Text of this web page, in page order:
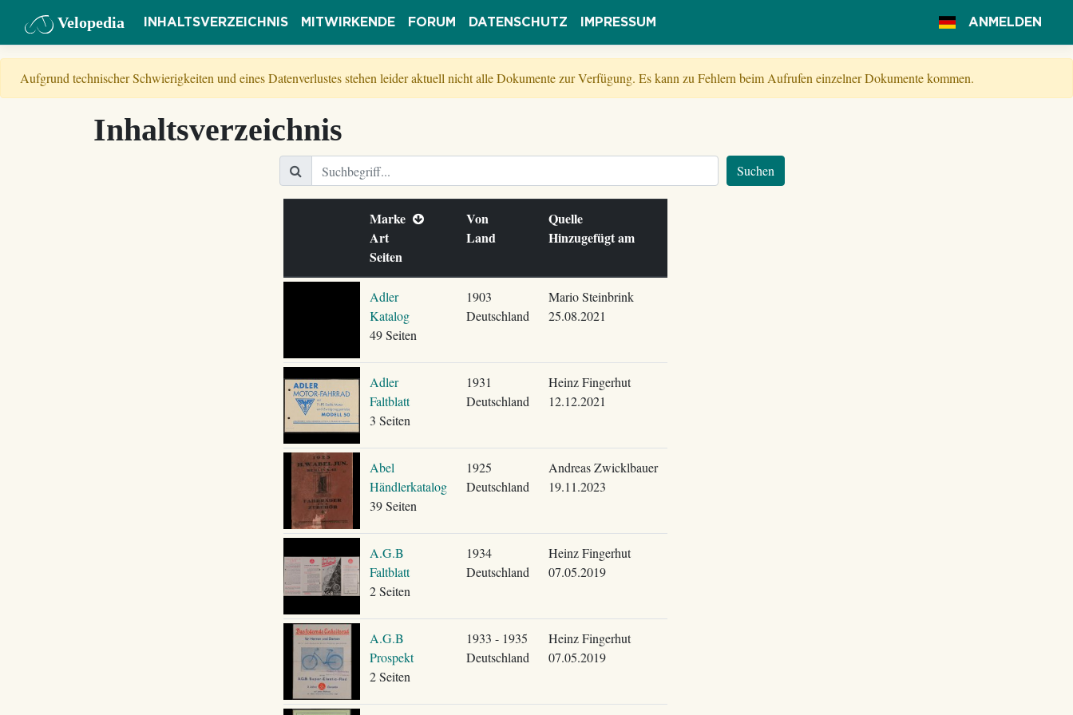
Velopedia INHALTSVERZEICHNIS MITWIRKENDE FORUM DATENSCHUTZ IMPRESSUM ANMELDEN
Aufgrund technischer Schwierigkeiten und eines Datenverlustes stehen leider aktuell nicht alle Dokumente zur Verfügung. Es kann zu Fehlern beim Aufrufen einzelner Dokumente kommen.
Inhaltsverzeichnis
Suchen
Marke
Art
Seiten
Von
Land
Quelle
Hinzugefügt am
Adler
Katalog
49 Seiten
1903
Deutschland
Mario Steinbrink
25.08.2021
Adler
Faltblatt
3 Seiten
1931
Deutschland
Heinz Fingerhut
12.12.2021
Abel
Händlerkatalog
39 Seiten
1925
Deutschland
Andreas Zwicklbauer
19.11.2023
A.G.B
Faltblatt
2 Seiten
1934
Deutschland
Heinz Fingerhut
07.05.2019
A.G.B
Prospekt
2 Seiten
1933 - 1935
Deutschland
Heinz Fingerhut
07.05.2019